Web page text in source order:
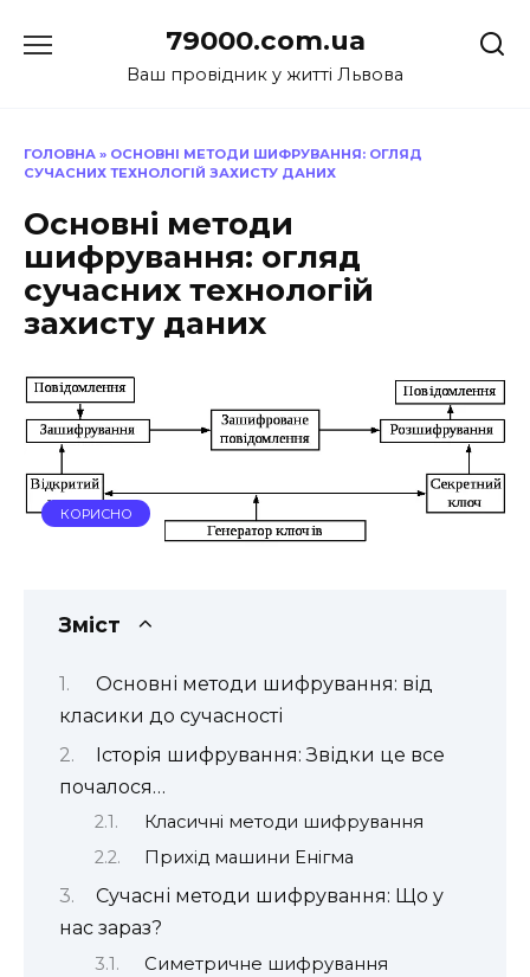
до
79000.com.ua
Ваш провідник у житті Львова
ГОЛОВНА » ОСНОВНІ МЕТОДИ ШИФРУВАННЯ: ОГЛЯД
СУЧАСНИХ ТЕХНОЛОГІЙ ЗАХИСТУ ДАНИХ
Основні методи
шифрування: огляд
сучасних технологій
захисту даних
КОРИСНО
Зміст
Основні методи шифрування: від
класики до сучасності
Історія шифрування: Звідки це все
почалося…
Класичні методи шифрування
Прихід машини Енігма
Сучасні методи шифрування: Що у
нас зараз?
Симетричне шифрування